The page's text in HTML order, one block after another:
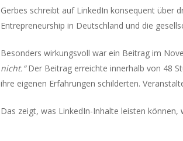
Gerbes schreibt auf LinkedIn konsequent über
Entrepreneurship in Deutschland und die
Besonders wirkungsvoll war ein Beitrag im
nicht.“Der Beitrag erreichte innerhalb von 48
ihre eigenen Erfahrungen schilderten.
Das zeigt, was LinkedIn-Inhalte leisten